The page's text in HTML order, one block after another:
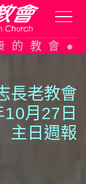
的教會
長老教會
10月27日
主日週報